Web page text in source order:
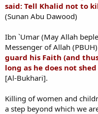
said: Tell Khalid not to
(Sunan Abu Dawood)
Ibn `Umar (May Allah
Messenger of Allah
guard his Faith (and
long as he does not
[Al-Bukhari].
Killing of women and
a step beyond which we